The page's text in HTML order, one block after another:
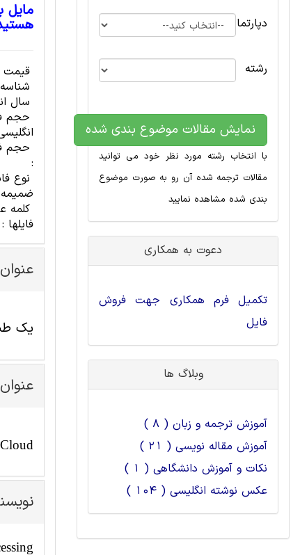
مایل
قیمت
سال
حجم
حجم
:
نوع
کلمه
فایلها :
یک
دپارتمان
رشته
نمایش مقالات موضوع بندی شده
با انتخاب رشته مورد نظر خود می توانید
مقالات ترجمه شده آن رو به صورت موضوع
بندی شده مشاهده نمایید
دعوت به همکاری
تکمیل فرم همکاری جهت فروش
فایل
وبلاگ ها
آموزش ترجمه و زبان ( 8 )
آموزش مقاله نویسی ( 21 )
نکات و آموزش دانشگاهی ( 1 )
عکس نوشته انگلیسی ( 104 )